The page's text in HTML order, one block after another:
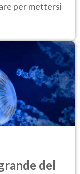
per mettersi
del